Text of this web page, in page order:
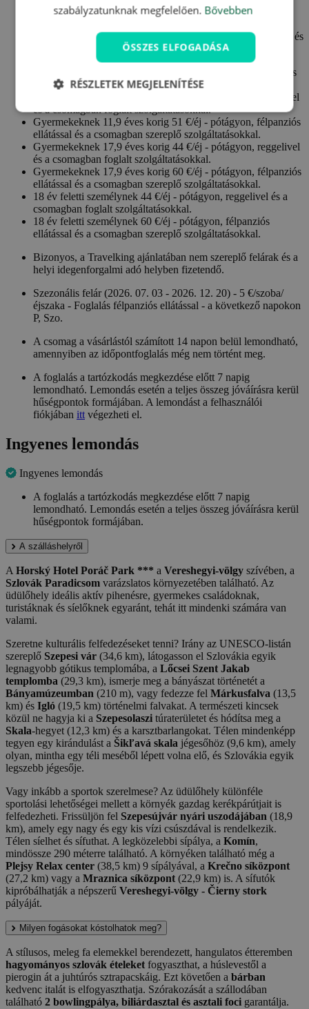
Az utalvány nem használható fel 2026.12.24. - 2026.12.26. és
2026.12.31. - 2027.01.01. között.
Gyermekeknek 5,9 éves korig ingyenes - pótágyon és ellátás
nélkül.
Gyermekeknek 11,9 éves korig 36 €/éj - pótágyon, reggelivel
és a csomagban foglalt szolgáltatásokkal.
Gyermekeknek 11,9 éves korig 51 €/éj - pótágyon, félpanziós
ellátással és a csomagban szereplő szolgáltatásokkal.
Gyermekeknek 17,9 éves korig 44 €/éj - pótágyon, reggelivel
és a csomagban foglalt szolgáltatásokkal.
Gyermekeknek 17,9 éves korig 60 €/éj - pótágyon, félpanziós
ellátással és a csomagban szereplő szolgáltatásokkal.
18 év feletti személynek 44 €/éj - pótágyon, reggelivel és a
csomagban foglalt szolgáltatásokkal.
18 év feletti személynek 60 €/éj - pótágyon, félpanziós
ellátással és a csomagban szereplő szolgáltatásokkal.
Bizonyos, a Travelking ajánlatában nem szereplő felárak és a
helyi idegenforgalmi adó helyben fizetendő.
Szezonális felár (2026. 07. 03 - 2026. 12. 20) - 5 €/szoba/
éjszaka - Foglalás félpanziós ellátással - a következő napokon
P, Szo.
A csomag a vásárlástól számított 14 napon belül lemondható,
amennyiben az időpontfoglalás még nem történt meg.
A foglalás a tartózkodás megkezdése előtt 7 napig
lemondható. Lemondás esetén a teljes összeg jóváírásra kerül
hűségpontok formájában. A lemondást a felhasználói
fiókjában ittvégezheti el.
Ingyenes lemondás
Ingyenes lemondás
A foglalás a tartózkodás megkezdése előtt 7 napig
lemondható. Lemondás esetén a teljes összeg jóváírásra kerül
hűségpontok formájában.
A szálláshelyről
A Horský Hotel Poráč Park *** a Vereshegyi-völgy szívében, a
Szlovák Paradicsom varázslatos környezetében található. Az
üdülőhely ideális aktív pihenésre, gyermekes családoknak,
turistáknak és síelőknek egyaránt, tehát itt mindenki számára van
valami.
Szeretne kulturális felfedezéseket tenni? Irány az UNESCO-listán
szereplő Szepesi vár (34,6 km), látogasson el Szlovákia egyik
legnagyobb gótikus templomába, a Lőcsei Szent Jakab
templomba (29,3 km), ismerje meg a bányászat történetét a
Bányamúzeumban (210 m), vagy fedezze fel Márkusfalva (13,5
km) és Igló (19,5 km) történelmi falvakat. A természeti kincsek
közül ne hagyja ki a Szepesolaszi túraterületet és hódítsa meg a
Skala-hegyet (12,3 km) és a karsztbarlangokat. Télen mindenképp
tegyen egy kirándulást a Šikľavá skala jégesőhöz (9,6 km), amely
olyan, mintha egy téli meséből lépett volna elő, és Szlovákia egyik
legszebb jégesője.
Vagy inkább a sportok szerelmese? Az üdülőhely különféle
sportolási lehetőségei mellett a környék gazdag kerékpárútjait is
felfedezheti. Frissüljön fel Szepesújvár nyári uszodájában (18,9
km), amely egy nagy és egy kis vízi csúszdával is rendelkezik.
Télen síelhet és sífuthat. A legközelebbi sípálya, a Komín,
mindössze 290 méterre található. A környéken található még a
Plejsy Relax center (38,5 km) 9 sípályával, a Krečno síközpont
(27,2 km) vagy a Mraznica síközpont (22,9 km) is. A sífutók
kipróbálhatják a népszerű Vereshegyi-völgy - Čierny stork
pályáját.
Milyen fogásokat kóstolhatok meg?
A stílusos, meleg fa elemekkel berendezett, hangulatos étteremben
hagyományos szlovák ételeket fogyaszthat, a húslevestől a
pierogin át a juhtúrós sztrapacskáig. Ezt követően a bárban
kedvenc italát is elfogyaszthatja. Szórakozását a szállodában
található 2 bowlingpálya, biliárdasztal és asztali foci garantálja.
szabályzatunknak megfelelően. Bővebben
ÖSSZES ELFOGADÁSA
RÉSZLETEK MEGJELENÍTÉSE